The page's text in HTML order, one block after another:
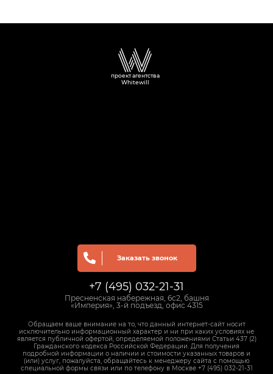
с прудом
фитнесом
Заказать звонок
+7 (495) 032-21-31
Пресненская набережная, 6с2, башня
«Империя», 3-й подъезд, офис 4315
Обращаем ваше внимание на то, что данный интернет-сайт носит
исключительно информационный характер и ни при каких условиях не
является публичной офертой, определяемой положениями Статьи 437 (2)
Гражданского кодекса Российской Федерации. Для получения
подробной информации о наличии и стоимости указанных товаров и
(или) услуг, пожалуйста, обращайтесь к менеджеру сайта с помощью
специальной формы связи или по телефону в Москве +7 (495) 032-21-31
проект агентства
Whitewill